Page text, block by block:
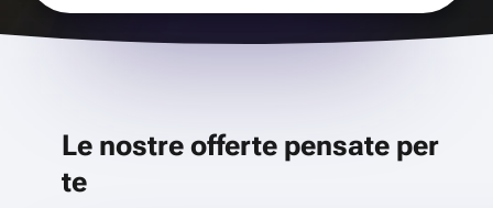
Le nostre offerte pensate per
te